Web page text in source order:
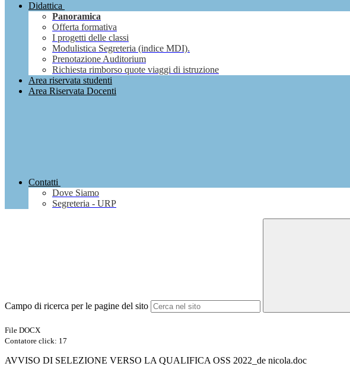
Didattica
Panoramica
Offerta formativa
I progetti delle classi
Modulistica Segreteria (indice MDI).
Prenotazione Auditorium
Richiesta rimborso quote viaggi di istruzione
Area riservata studenti
Area Riservata Docenti
Contatti
Dove Siamo
Segreteria - URP
Campo di ricerca per le pagine del sito
File DOCX
Contatore click: 17
AVVISO DI SELEZIONE VERSO LA QUALIFICA OSS 2022_de nicola.doc